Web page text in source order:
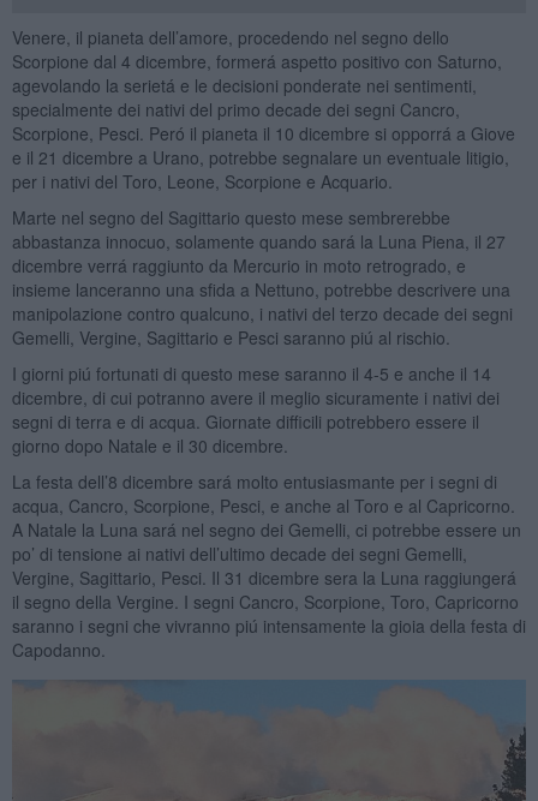
Venere, il pianeta dell’amore, procedendo nel segno dello
Scorpione dal 4 dicembre, formerá aspetto positivo con Saturno,
agevolando la serietá e le decisioni ponderate nei sentimenti,
specialmente dei nativi del primo decade dei segni Cancro,
Scorpione, Pesci. Peró il pianeta il 10 dicembre si opporrá a Giove
e il 21 dicembre a Urano, potrebbe segnalare un eventuale litigio,
per i nativi del Toro, Leone, Scorpione e Acquario.
Marte nel segno del Sagittario questo mese sembrerebbe
abbastanza innocuo, solamente quando sará la Luna Piena, il 27
dicembre verrá raggiunto da Mercurio in moto retrogrado, e
insieme lanceranno una sfida a Nettuno, potrebbe descrivere una
manipolazione contro qualcuno, i nativi del terzo decade dei segni
Gemelli, Vergine, Sagittario e Pesci saranno piú al rischio.
I giorni piú fortunati di questo mese saranno il 4-5 e anche il 14
dicembre, di cui potranno avere il meglio sicuramente i nativi dei
segni di terra e di acqua. Giornate difficili potrebbero essere il
giorno dopo Natale e il 30 dicembre.
La festa dell’8 dicembre sará molto entusiasmante per i segni di
acqua, Cancro, Scorpione, Pesci, e anche al Toro e al Capricorno.
A Natale la Luna sará nel segno dei Gemelli, ci potrebbe essere un
po’ di tensione ai nativi dell’ultimo decade dei segni Gemelli,
Vergine, Sagittario, Pesci. Il 31 dicembre sera la Luna raggiungerá
il segno della Vergine. I segni Cancro, Scorpione, Toro, Capricorno
saranno i segni che vivranno piú intensamente la gioia della festa di
Capodanno.